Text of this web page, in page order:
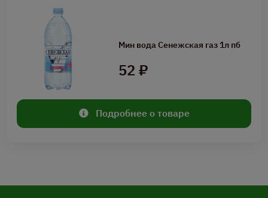
Мин вода Сенежская газ 1л пб
52 ₽
Подробнее о товаре